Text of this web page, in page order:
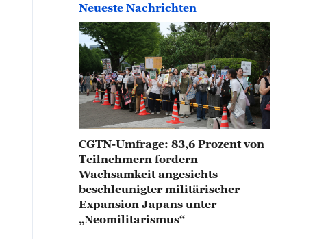
Neueste Nachrichten
CGTN-Umfrage: 83,6 Prozent von
Teilnehmern fordern
Wachsamkeit angesichts
beschleunigter militärischer
Expansion Japans unter
„Neomilitarismus“